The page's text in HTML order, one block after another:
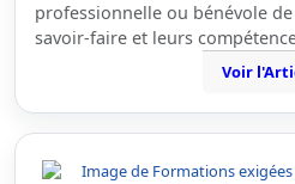
professionnelle ou bénévole
savoir-faire et leurs
Voir